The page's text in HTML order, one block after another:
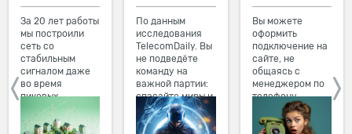
За 20 лет работы
мы построили
сеть со
стабильным
сигналом даже
во время
пиковых
нагрузок в
вечернее время.
По данным
исследования
TelecomDaily. Вы
не подведёте
команду на
важной партии:
спасайте миры и
побеждайте с
друзьями в
Вы можете
оформить
подключение на
сайте, не
общаясь с
менеджером по
телефону.
Просто в три
клика заполните